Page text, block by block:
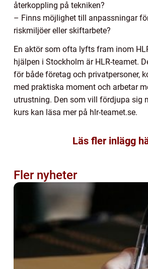
återkoppling på tekniken?
– Finns möjlighet till anpassningar
riskmiljöer eller skiftarbete?
En aktör som ofta lyfts fram inom
hjälpen i Stockholm är HLR-teamet.
för både företag och privatpersoner,
med praktiska moment och arbetar
utrustning. Den som vill fördjupa sig
kurs kan läsa mer på hlr-teamet.se.
Läs fler inlägg
Fler nyheter